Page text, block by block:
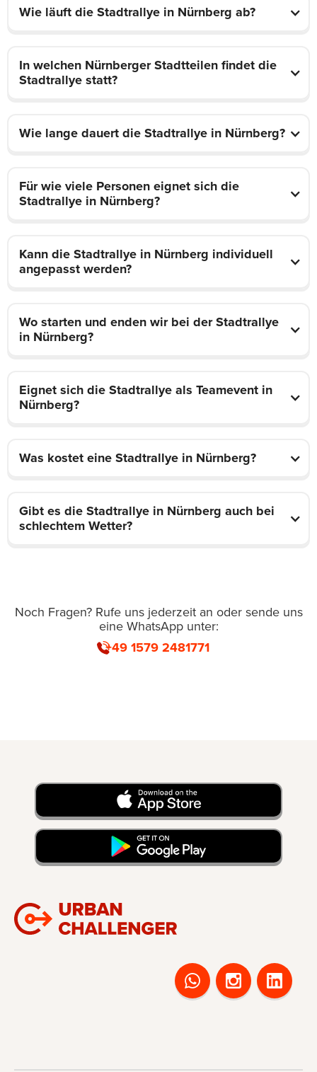
Schönen Brunnen auf dem Hauptmarkt
haben wir den Glücksring gedreht, und
ab. 69 Punkte und Champions im Herzen.
Wie läuft die Stadtrallye in Nürnberg ab?
In welchen Nürnberger Stadtteilen findet die
Stadtrallye statt?
Wie lange dauert die Stadtrallye in Nürnberg?
Für wie viele Personen eignet sich die
Stadtrallye in Nürnberg?
Kann die Stadtrallye in Nürnberg individuell
angepasst werden?
Wo starten und enden wir bei der Stadtrallye
in Nürnberg?
Eignet sich die Stadtrallye als Teamevent in
Nürnberg?
Was kostet eine Stadtrallye in Nürnberg?
Gibt es die Stadtrallye in Nürnberg auch bei
schlechtem Wetter?
Noch Fragen? Rufe uns jederzeit an oder sende uns
eine WhatsApp unter:
+49 1579 2481771